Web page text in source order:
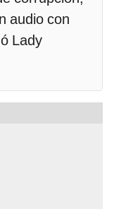
audio con
Lady